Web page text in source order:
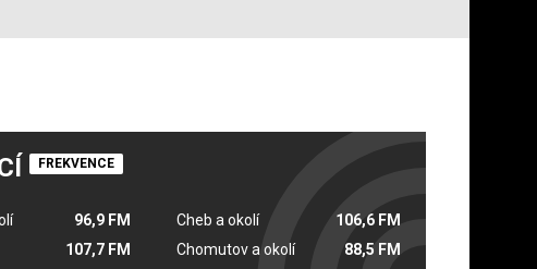
FREKVENCE
96,9 FM
107,7 FM
Cheb a okolí
106,6 FM
Chomutov a okolí
88,5 FM